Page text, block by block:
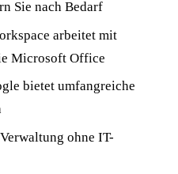
Sie nach Bedarf
arbeitet mit
Microsoft Office
bietet umfangreiche
ohne IT-